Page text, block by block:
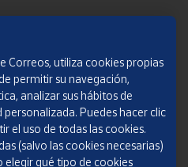
Correos, utiliza cookies propias
permitir su navegación,
analizar sus hábitos de
Puedes hacer clic
el uso de todas las cookies.
(salvo las cookies necesarias)
elegir qué tipo de cookies